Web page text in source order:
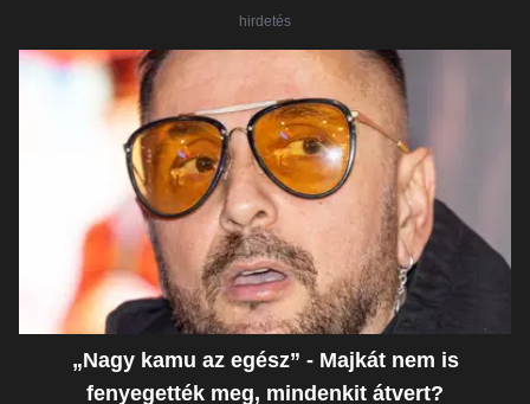
hirdetés
„Nagy kamu az egész” - Majkát nem is
fenyegették meg, mindenkit átvert?